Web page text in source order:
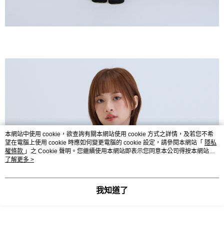
本網站中使用 cookie，欲查詢有關本網站使用 cookie 方式之詳情，及若您不希
望在電腦上使用 cookie 時應如何變更電腦的 cookie 設定，請參閱本網站「 隱私
權條款 」之 Cookie 聲明。您繼續使用本網站即表示您同意本公司得按本網站使
用條款之 Cookie 聲明使用 cookie。
了解更多 >
我知道了